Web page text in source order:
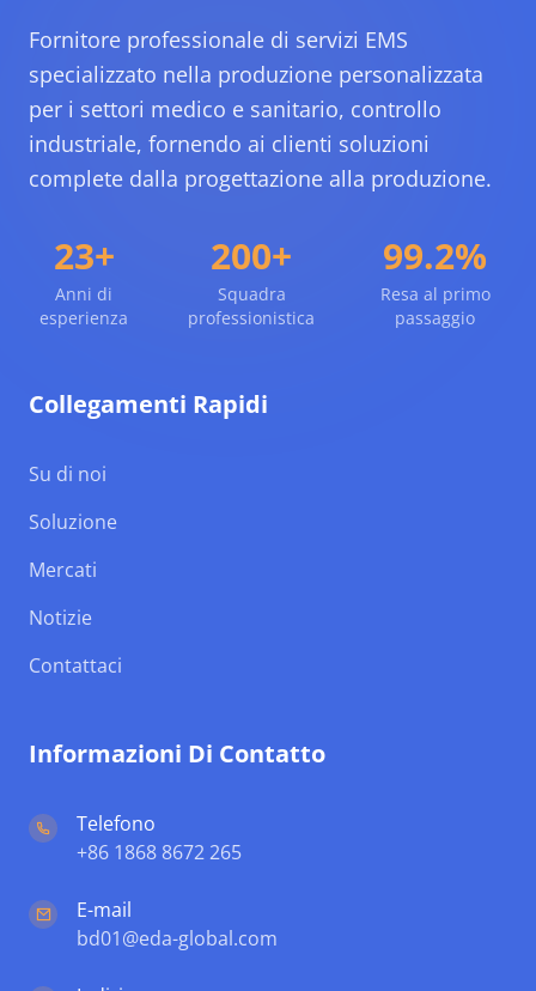
Fornitore professionale di servizi EMS
specializzato nella produzione personalizzata
per i settori medico e sanitario, controllo
industriale, fornendo ai clienti soluzioni
complete dalla progettazione alla produzione.
23+
Anni di
esperienza
200+
Squadra
professionistica
99.2%
Resa al primo
passaggio
Collegamenti Rapidi
Su di noi
Soluzione
Mercati
Notizie
Contattaci
Informazioni Di Contatto
Telefono
+86 1868 8672 265
E-mail
bd01@eda-global.com